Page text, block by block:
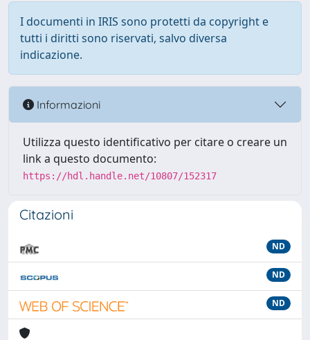
I documenti in IRIS sono protetti da copyright e
tutti i diritti sono riservati, salvo diversa
indicazione.
Informazioni
Utilizza questo identificativo per citare o creare un
link a questo documento:
https://hdl.handle.net/10807/152317
Citazioni
ND
ND
ND